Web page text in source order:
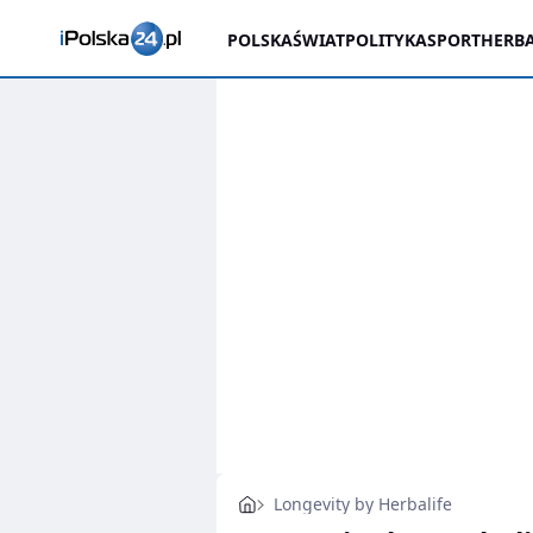
POLSKAŚWIATPOLITYKASPORT
Longevity by Herbalife